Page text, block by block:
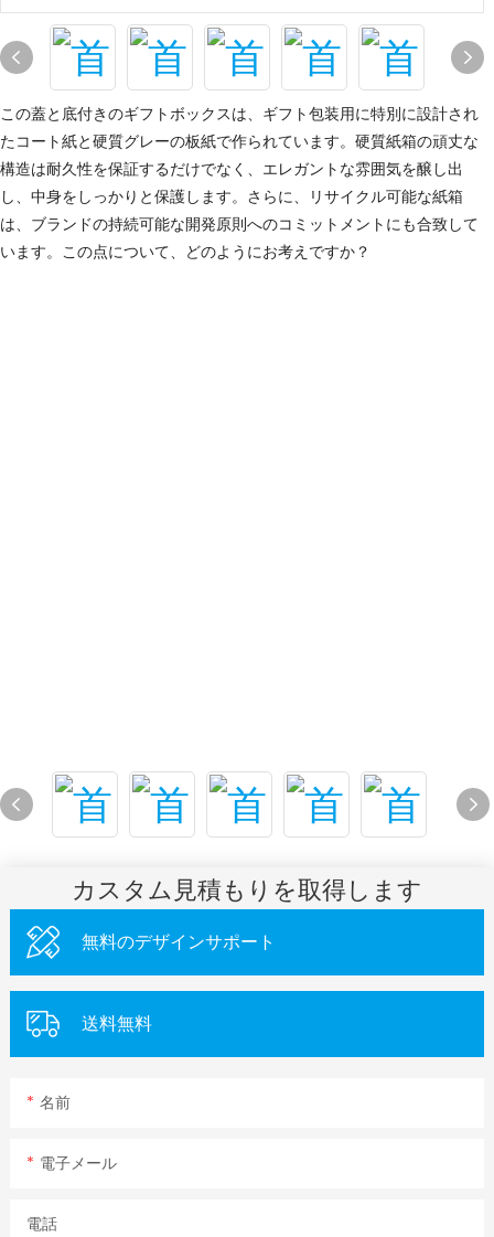
この蓋と底付きのギフトボックスは、ギフト包装用に特別に設計され
たコート紙と硬質グレーの板紙で作られています。硬質紙箱の頑丈な
構造は耐久性を保証するだけでなく、エレガントな雰囲気を醸し出
し、中身をしっかりと保護します。さらに、リサイクル可能な紙箱
は、ブランドの持続可能な開発原則へのコミットメントにも合致して
います。この点について、どのようにお考えですか？
カスタム見積もりを取得します
無料のデザインサポート
送料無料
名前
電子メール
電話